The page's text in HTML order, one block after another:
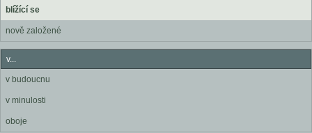
blížící se
nově založené
v...
v budoucnu
v minulosti
oboje